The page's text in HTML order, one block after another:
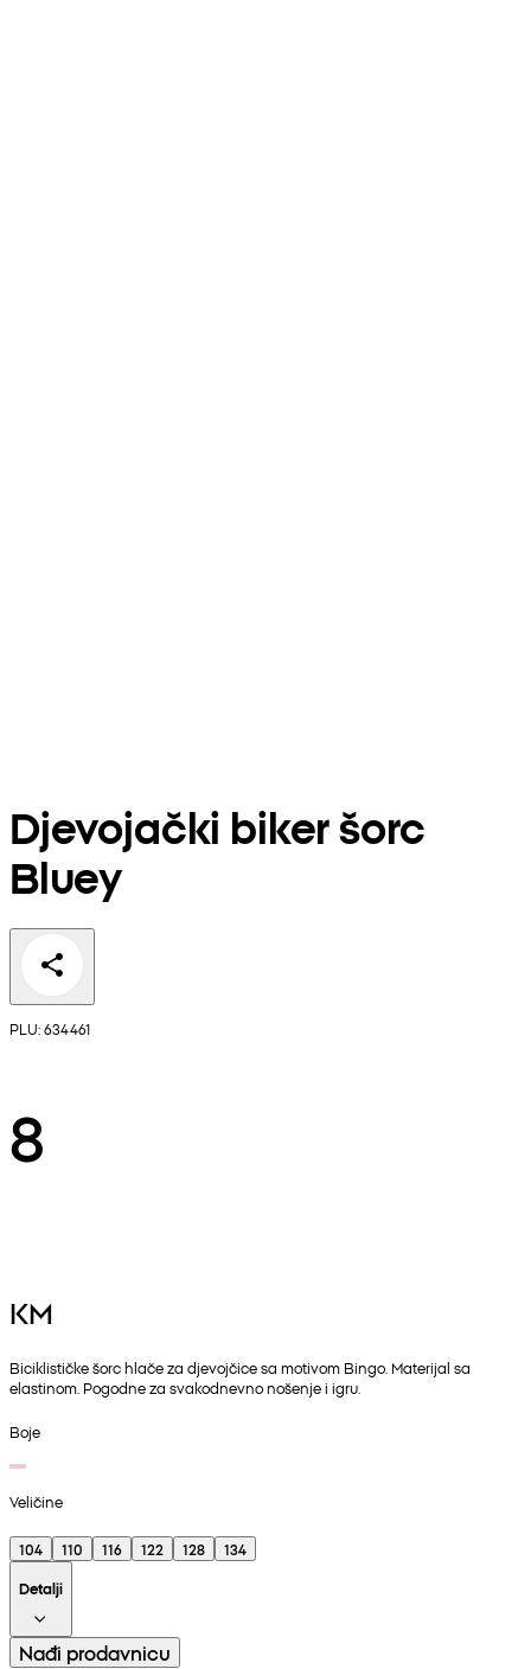
Djevojački biker šorc
Bluey
PLU: 634461
8
KM
Biciklističke šorc hlače za djevojčice sa motivom Bingo. Materijal sa
elastinom. Pogodne za svakodnevno nošenje i igru.
Boje
Veličine
104 110 116 122 128
134
Detalji
Nađi prodavnicu